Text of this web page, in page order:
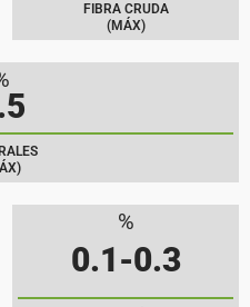
FIBRA CRUDA
(MÁX)
%
0.1-0.3